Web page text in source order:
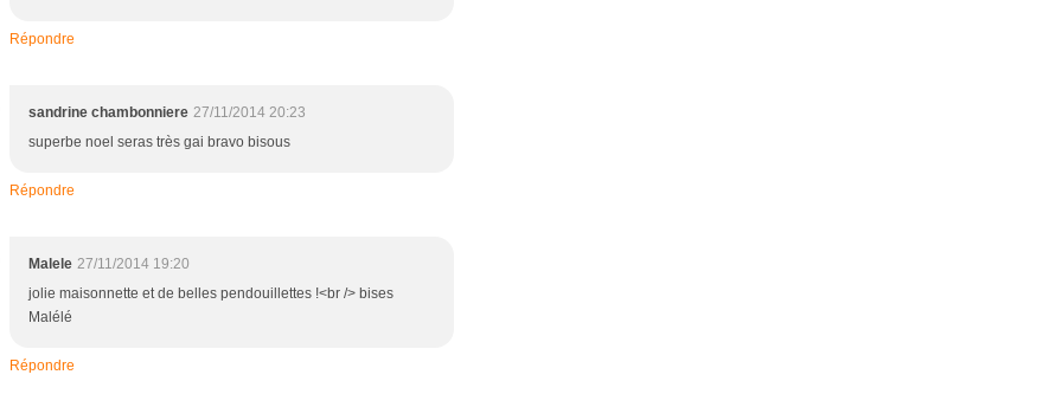
Répondre
sandrine chambonniere 27/11/2014 20:23
superbe noel seras très gai bravo bisous
Répondre
Malele 27/11/2014 19:20
jolie maisonnette et de belles pendouillettes !<br /> bises
Malélé
Répondre